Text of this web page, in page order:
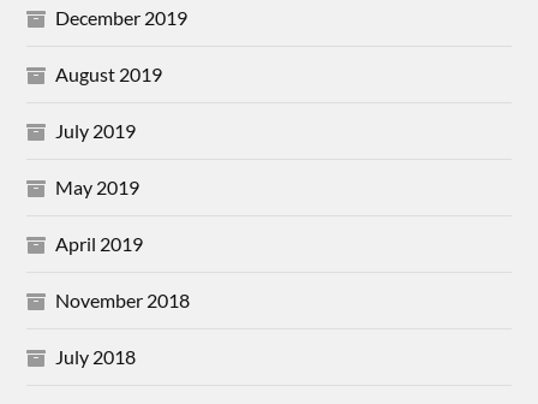
December 2019
August 2019
July 2019
May 2019
April 2019
November 2018
July 2018